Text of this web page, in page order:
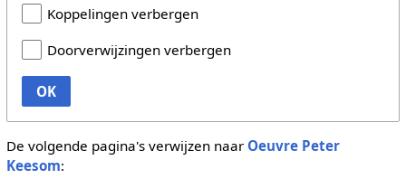
Koppelingen verbergen
Doorverwijzingen verbergen
OK
De volgende pagina's verwijzen naar Oeuvre Peter
Keesom: